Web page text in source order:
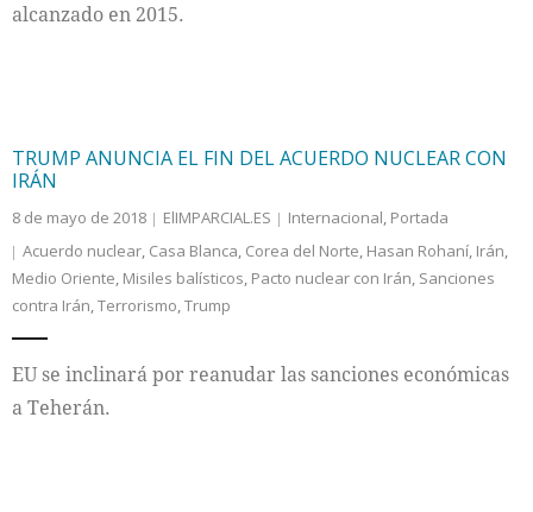
alcanzado en 2015.
TRUMP ANUNCIA EL FIN DEL ACUERDO NUCLEAR CON
IRÁN
8 de mayo de 2018 ElIMPARCIAL.ES Internacional, Portada
Acuerdo nuclear, Casa Blanca, Corea del Norte, Hasan Rohaní, Irán,
Medio Oriente, Misiles balísticos, Pacto nuclear con Irán, Sanciones
contra Irán,Terrorismo,Trump
EU se inclinará por reanudar las sanciones económicas
a Teherán.